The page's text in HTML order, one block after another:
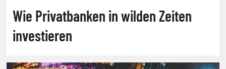
Wie Privatbanken in wilden Zeiten
investieren